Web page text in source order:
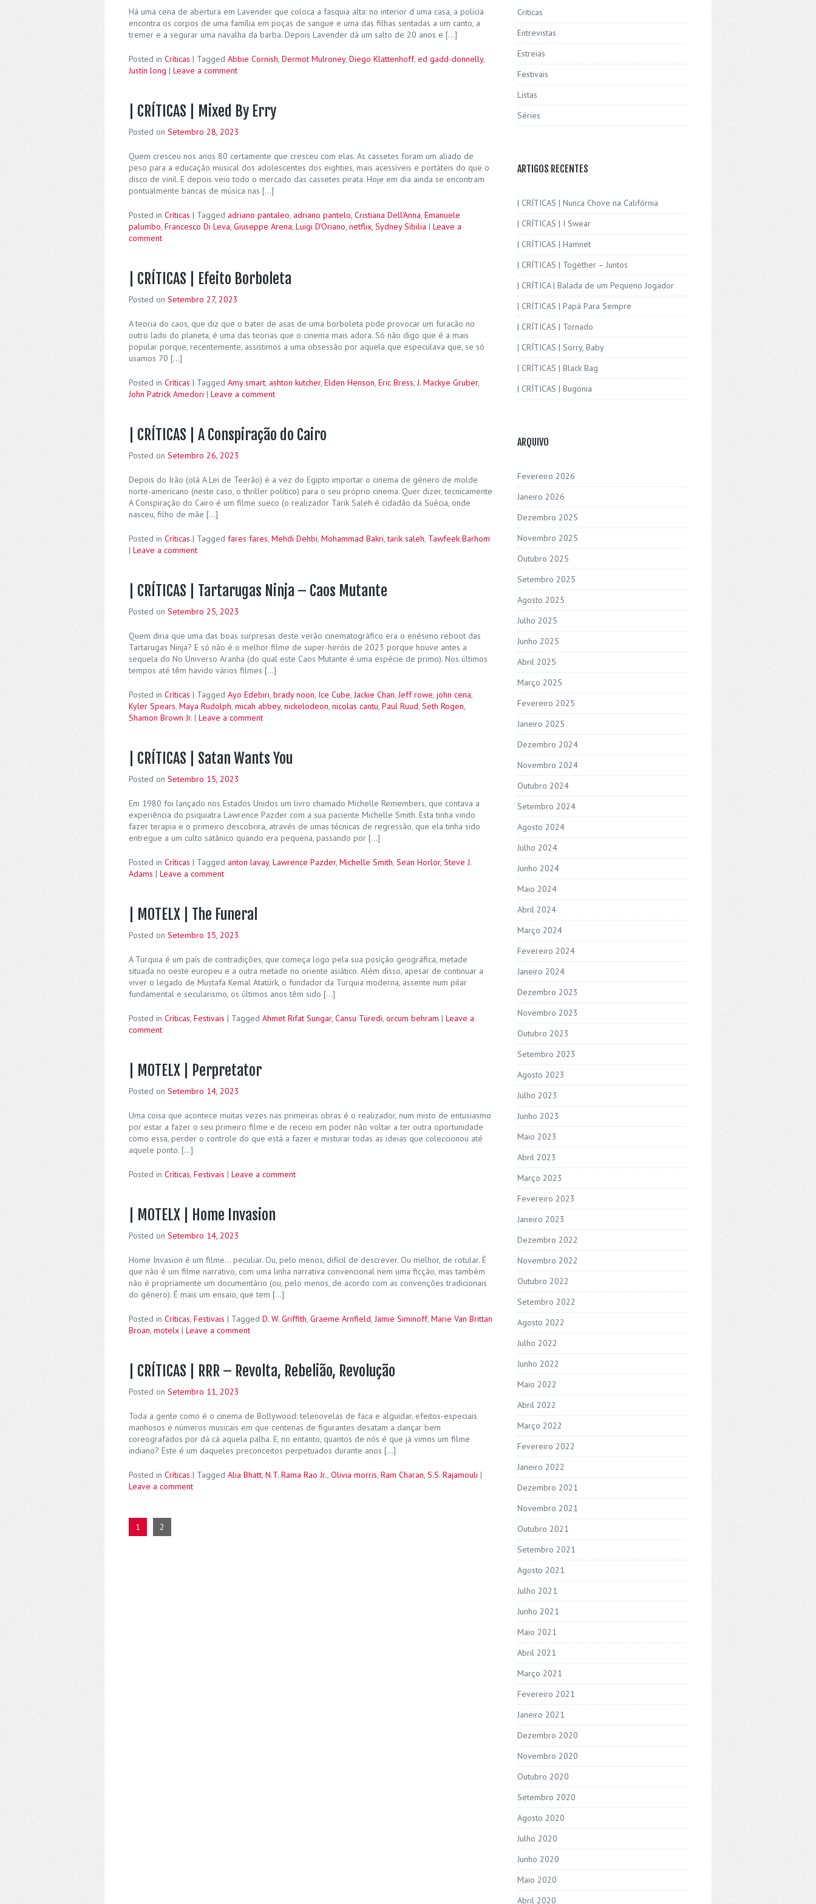
Há uma cena de abertura em Lavender que coloca a fasquia alta: no interior d uma casa, a polícia
encontra os corpos de uma família em poças de sangue e uma das filhas sentadas a um canto, a
tremer e a segurar uma navalha da barba. Depois Lavender dá um salto de 20 anos e […]
Posted in Críticas | Tagged Abbie Cornish, Dermot Mulroney, Diego Klattenhoff, ed gadd-donnelly,
Justin long | Leave a comment
| CRÍTICAS | Mixed By Erry
Posted on Setembro 28, 2023
Quem cresceu nos anos 80 certamente que cresceu com elas. As cassetes foram um aliado de
peso para a educação musical dos adolescentes dos eighties, mais acessíveis e portáteis do que o
disco de vinil. E depois veio todo o mercado das cassetes pirata. Hoje em dia ainda se encontram
pontualmente bancas de música nas […]
Posted in Críticas | Tagged adriano pantaleo, adriano pantelo, Cristiana Dell'Anna, Emanuele
palumbo, Francesco Di Leva, Giuseppe Arena, Luigi D'Oriano, netflix, Sydney Sibilia | Leave a
comment
| CRÍTICAS | Efeito Borboleta
Posted on Setembro 27, 2023
A teoria do caos, que diz que o bater de asas de uma borboleta pode provocar um furacão no
outro lado do planeta, é uma das teorias que o cinema mais adora. Só não digo que é a mais
popular porque, recentemente, assistimos a uma obsessão por aquela que especulava que, se só
usamos 70 […]
Posted in Críticas | Tagged Amy smart, ashton kutcher, Elden Henson, Eric Bress,J. Mackye Gruber,
John Patrick Amedori | Leave a comment
| CRÍTICAS | A Conspiração do Cairo
Posted on Setembro 26, 2023
Depois do Irão (olá A Lei de Teerão) é a vez do Egipto importar o cinema de género de molde
norte-americano (neste caso, o thriller político) para o seu próprio cinema. Quer dizer, tecnicamente
A Conspiração do Cairo é um filme sueco (o realizador Tarik Saleh é cidadão da Suécia, onde
nasceu, filho de mãe […]
Posted in Críticas | Tagged fares fares, Mehdi Dehbi, Mohammad Bakri,tarik saleh, Tawfeek Barhom
| Leave a comment
| CRÍTICAS | Tartarugas Ninja – Caos Mutante
Posted on Setembro 25, 2023
Quem diria que uma das boas surpresas deste verão cinematográfico era o enésimo reboot das
Tartarugas Ninja? E só não é o melhor filme de super-heróis de 2023 porque houve antes a
sequela do No Universo Aranha (do qual este Caos Mutante é uma espécie de primo). Nos últimos
tempos até têm havido vários filmes […]
Posted in Críticas | Tagged Ayo Edebiri, brady noon, Ice Cube,Jackie Chan,Jeff rowe, john cena,
Kyler Spears, Maya Rudolph, micah abbey, nickelodeon, nicolas cantu, Paul Ruud, Seth Rogen,
Shamon Brown Jr. | Leave a comment
| CRÍTICAS | Satan Wants You
Posted on Setembro 15, 2023
Em 1980 foi lançado nos Estados Unidos um livro chamado Michelle Remembers, que contava a
experiência do psiquiatra Lawrence Pazder com a sua paciente Michelle Smith. Esta tinha vindo
fazer terapia e o primeiro descobrira, através de umas técnicas de regressão, que ela tinha sido
entregue a um culto satânico quando era pequena, passando por […]
Posted in Críticas | Tagged anton lavay, Lawrence Pazder, Michelle Smith, Sean Horlor, Steve J.
Adams | Leave a comment
| MOTELX | The Funeral
Posted on Setembro 15, 2023
A Turquia é um país de contradições, que começa logo pela sua posição geográfica, metade
situada no oeste europeu e a outra metade no oriente asiático. Além disso, apesar de continuar a
viver o legado de Mustafa Kemal Atatürk, o fundador da Turquia moderna, assente num pilar
fundamental e secularismo, os últimos anos têm sido […]
Posted in Críticas, Festivais | Tagged Ahmet Rifat Sungar, Cansu Türedi, orcum behram | Leave a
comment
| MOTELX | Perpretator
Posted on Setembro 14, 2023
Uma coisa que acontece muitas vezes nas primeiras obras é o realizador, num misto de entusiasmo
por estar a fazer o seu primeiro filme e de receio em poder não voltar a ter outra oportunidade
como essa, perder o controle do que está a fazer e misturar todas as ideias que coleccionou até
aquele ponto. […]
Posted in Críticas, Festivais | Leave a comment
| MOTELX | Home Invasion
Posted on Setembro 14, 2023
Home Invasion é um filme… peculiar. Ou, pelo menos, difícil de descrever. Ou melhor, de rotular. É
que não é um filme narrativo, com uma linha narrativa convencional nem uma ficção, mas também
não é propriamente um documentário (ou, pelo menos, de acordo com as convenções tradicionais
do género). É mais um ensaio, que tem […]
Posted in Críticas, Festivais | Tagged D. W. Griffith, Graeme Arnfield,Jamie Siminoff, Marie Van Brittan
Broan, motelx | Leave a comment
| CRÍTICAS | RRR – Revolta, Rebelião, Revolução
Posted on Setembro 11, 2023
Toda a gente como é o cinema de Bollywood: telenovelas de faca e alguidar, efeitos-especiais
manhosos e números musicais em que centenas de figurantes desatam a dançar bem
coreografados por dá cá aquela palha. E, no entanto, quantos de nós é que já vimos um filme
indiano? Este é um daqueles preconceitos perpetuados durante anos […]
Posted in Críticas | Tagged Alia Bhatt, N.T. Rama Rao Jr., Olivia morris, Ram Charan, S.S. Rajamouli |
Leave a comment
1 2
Críticas
Entrevistas
Estreias
Festivais
Listas
Séries
ARTIGOS RECENTES
| CRÍTICAS | Nunca Chove na Califórnia
| CRÍTICAS | I Swear
| CRÍTICAS | Hamnet
| CRÍTICAS | Together – Juntos
| CRÍTICA | Balada de um Pequeno Jogador
| CRÍTICAS | Papá Para Sempre
| CRÍTICAS | Tornado
| CRÍTICAS | Sorry, Baby
| CRÍTICAS | Black Bag
| CRÍTICAS | Bugonia
ARQUIVO
Fevereiro 2026
Janeiro 2026
Dezembro 2025
Novembro 2025
Outubro 2025
Setembro 2025
Agosto 2025
Julho 2025
Junho 2025
Abril 2025
Março 2025
Fevereiro 2025
Janeiro 2025
Dezembro 2024
Novembro 2024
Outubro 2024
Setembro 2024
Agosto 2024
Julho 2024
Junho 2024
Maio 2024
Abril 2024
Março 2024
Fevereiro 2024
Janeiro 2024
Dezembro 2023
Novembro 2023
Outubro 2023
Setembro 2023
Agosto 2023
Julho 2023
Junho 2023
Maio 2023
Abril 2023
Março 2023
Fevereiro 2023
Janeiro 2023
Dezembro 2022
Novembro 2022
Outubro 2022
Setembro 2022
Agosto 2022
Julho 2022
Junho 2022
Maio 2022
Abril 2022
Março 2022
Fevereiro 2022
Janeiro 2022
Dezembro 2021
Novembro 2021
Outubro 2021
Setembro 2021
Agosto 2021
Julho 2021
Junho 2021
Maio 2021
Abril 2021
Março 2021
Fevereiro 2021
Janeiro 2021
Dezembro 2020
Novembro 2020
Outubro 2020
Setembro 2020
Agosto 2020
Julho 2020
Junho 2020
Maio 2020
Abril 2020